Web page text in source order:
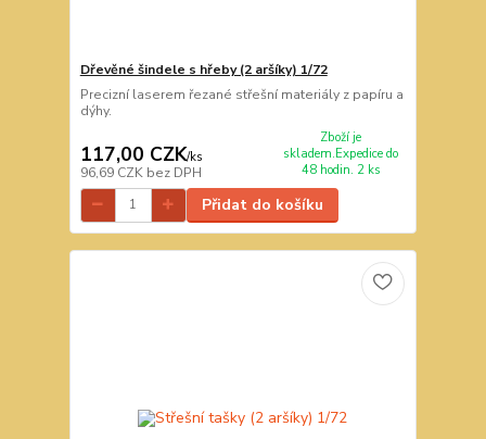
Dřevěné šindele s hřeby (2 aršíky) 1/72
Precizní laserem řezané střešní materiály z papíru a
dýhy.
117,00 CZK/ks
96,69 CZK bez DPH
Zboží je
skladem.Expedice do
48 hodin. 2 ks
Přidat do košíku